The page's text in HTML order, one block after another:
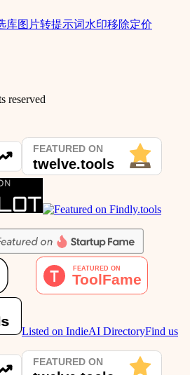
库图片转提示词水印移除定价
reserved
Listed on IndieAI DirectoryFind us